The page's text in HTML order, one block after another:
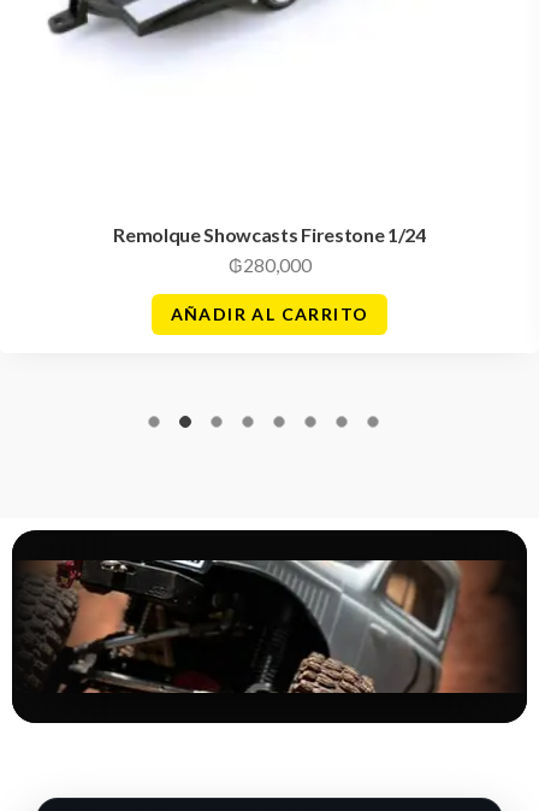
Remolque Showcasts Firestone 1/24
₲280,000
AÑADIR AL CARRITO